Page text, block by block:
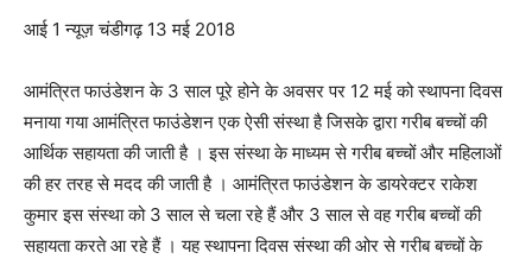
आई 1 न्यूज़ चंडीगढ़ 13 मई 2018
आमंत्रित फाउंडेशन के 3 साल पूरे होने के अवसर पर 12 मई को स्थापना दिवस
मनाया गया आमंत्रित फाउंडेशन एक ऐसी संस्था है जिसके द्वारा गरीब बच्चों की
आर्थिक सहायता की जाती है । इस संस्था के माध्यम से गरीब बच्चों और महिलाओं
की हर तरह से मदद की जाती है । आमंत्रित फाउंडेशन के डायरेक्टर राकेश
कुमार इस संस्था को 3 साल से चला रहे हैं और 3 साल से वह गरीब बच्चों की
सहायता करते आ रहे हैं । यह स्थापना दिवस संस्था की ओर से गरीब बच्चों के